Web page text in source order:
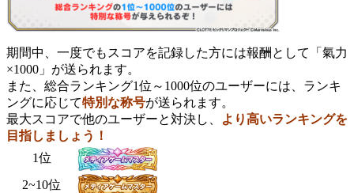
期間中、一度でもスコアを記録した方には報酬として「氣力
×1000」が送られます。
また、総合ランキング1位～1000位のユーザーには、ランキ
ングに応じて特別な称号が送られます。
最大スコアで他のユーザーと対決し、
より高いランキングを
目指しましょう！
1位
2~10位